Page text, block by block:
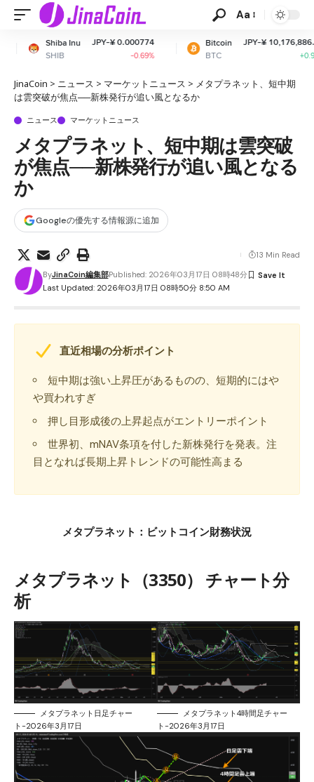
Aa
JPY-¥ 0.000774
-0.69%
Bitcoin
BTC
JPY-¥ 10,176,886.92
JinaCoin > ニュース > マーケットニュース > メタプラネット、短中期
は雲突破が焦点──新株発行が追い風となるか
ニュース マーケットニュース
メタプラネット、短中期は雲突破
が焦点──新株発行が追い風となる
か
Googleの優先する情報源に追加
Last Updated: 2026年03月17日 08時50分 8:50 AM
ByJinaCoin編集部Published: 2026年03月17日 08時48分
13 Min Read
直近相場の分析ポイント
短中期は強い上昇圧があるものの、短期的にはや
や買われすぎ
押し目形成後の上昇起点がエントリーポイント
世界初、mNAV条項を付した新株発行を発表。注
目となれば長期上昇トレンドの可能性高まる
メタプラネット：ビットコイン財務状況
メタプラネット（3350） チャート分
析
メタプラネット日足チャー
ト-2026年3月17日
メタプラネット4時間足チャー
ト-2026年3月17日